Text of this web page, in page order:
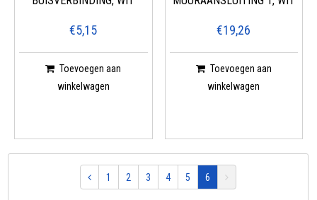
€5,15
Toevoegen aan
winkelwagen
€19,26
Toevoegen aan
winkelwagen
1 2 3 4 5 6